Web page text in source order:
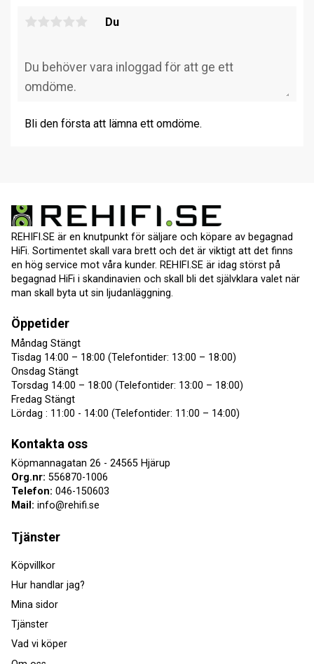
Du
Bli den första att lämna ett omdöme.
REHIFI.SE är en knutpunkt för säljare och köpare av begagnad
HiFi. Sortimentet skall vara brett och det är viktigt att det finns
en hög service mot våra kunder. REHIFI.SE är idag störst på
begagnad HiFi i skandinavien och skall bli det självklara valet när
man skall byta ut sin ljudanläggning.
Öppetider
Måndag Stängt
Tisdag 14:00 – 18:00 (Telefontider: 13:00 – 18:00)
Onsdag Stängt
Torsdag 14:00 – 18:00 (Telefontider: 13:00 – 18:00)
Fredag Stängt
Lördag : 11:00 - 14:00 (Telefontider: 11:00 – 14:00)
Kontakta oss
Köpmannagatan 26 - 24565 Hjärup
Org.nr: 556870-1006
Telefon: 046-150603
Mail: info@rehifi.se
Tjänster
Köpvillkor
Hur handlar jag?
Mina sidor
Tjänster
Vad vi köper